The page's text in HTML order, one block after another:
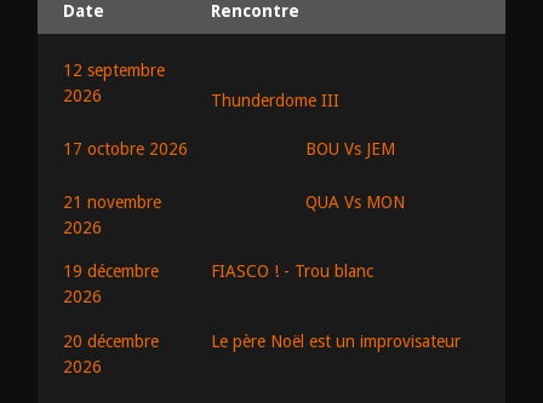
Date Rencontre
12 septembre
2026
Thunderdome III
17 octobre 2026 BOU Vs JEM
21 novembre
2026
QUA Vs MON
19 décembre
2026
FIASCO ! - Trou blanc
20 décembre
2026
Le père Noël est un improvisateur